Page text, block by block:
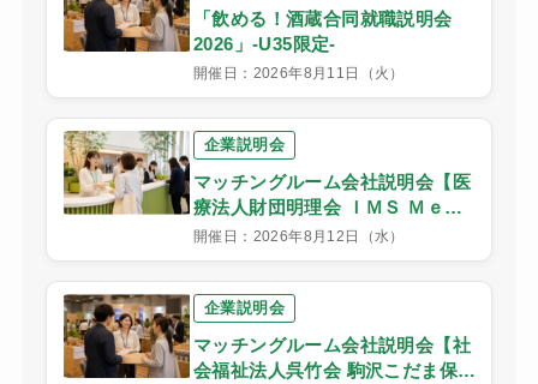
「飲める！酒蔵合同就職説明会
2026」-U35限定-
開催日：2026年8月11日（火）
企業説明会
マッチングルーム会社説明会【医
療法人財団明理会 ＩＭＳ Ｍｅ－
Ｌｉｆｅクリニック渋谷】
開催日：2026年8月12日（水）
企業説明会
マッチングルーム会社説明会【社
会福祉法人呉竹会 駒沢こだま保育